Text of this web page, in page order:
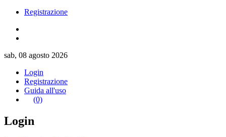
Registrazione
sab, 08 agosto 2026
Login
Registrazione
Guida all'uso
(0)
Login